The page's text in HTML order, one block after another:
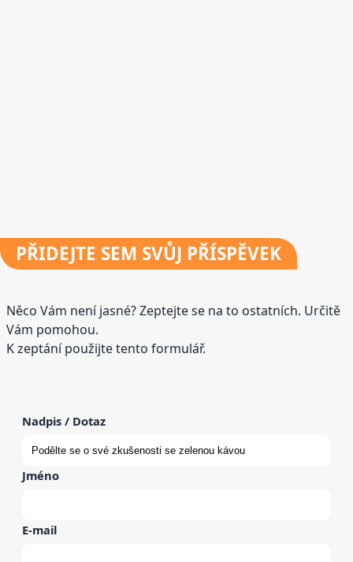
PŘIDEJTE SEM SVŮJ PŘÍSPĚVEK
Něco Vám není jasné? Zeptejte se na to ostatních. Určitě
Vám pomohou.
K zeptání použijte tento formulář.
Nadpis / Dotaz
Jméno
E-mail